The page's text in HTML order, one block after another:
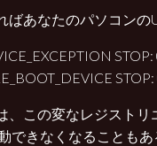
ばあなたのパソコンの
、この変なレジストリ
できなくなることもあ